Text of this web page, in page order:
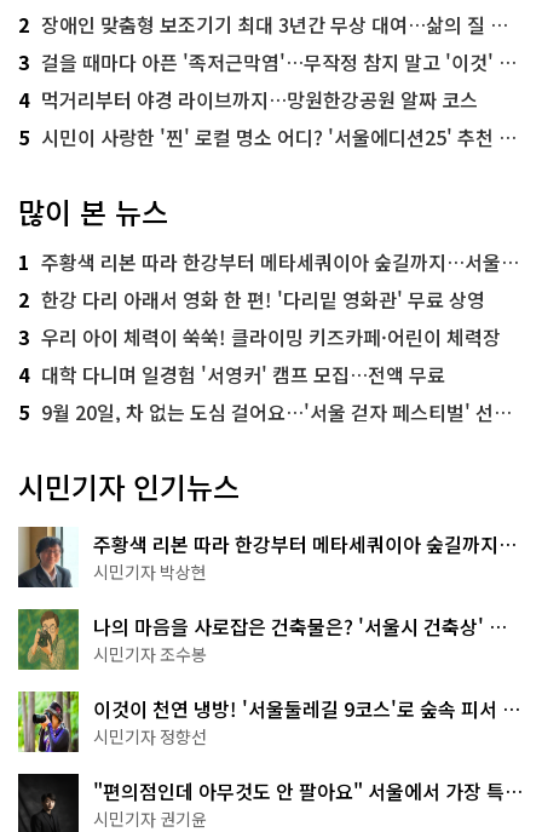
2 장애인 맞춤형 보조기기 최대 3년간 무상 대여…삶의 질 높인다
3 걸을 때마다 아픈 '족저근막염'…무작정 참지 말고 '이것' 해보세요!
4 먹거리부터 야경 라이브까지…망원한강공원 알짜 코스
5 시민이 사랑한 '찐' 로컬 명소 어디? '서울에디션25' 추천 코스
많이 본 뉴스
1 주황색 리본 따라 한강부터 메타세쿼이아 숲길까지…서울둘레길 15코스
2 한강 다리 아래서 영화 한 편! '다리밑 영화관' 무료 상영
3 우리 아이 체력이 쑥쑥! 클라이밍 키즈카페·어린이 체력장
4 대학 다니며 일경험 '서영커' 캠프 모집…전액 무료
5 9월 20일, 차 없는 도심 걸어요…'서울 걷자 페스티벌' 선착순 5천명
시민기자 인기뉴스
주황색 리본 따라 한강부터 메타세쿼이아 숲길까지…
서울둘레길 15코스
시민기자 박상현
나의 마음을 사로잡은 건축물은? '서울시 건축상' 수
상작 공개!
시민기자 조수봉
이것이 천연 냉방! '서울둘레길 9코스'로 숲속 피서 떠
나볼까
시민기자 정향선
"편의점인데 아무것도 안 팔아요" 서울에서 가장 특별
한 편의점의 정체
시민기자 권기윤